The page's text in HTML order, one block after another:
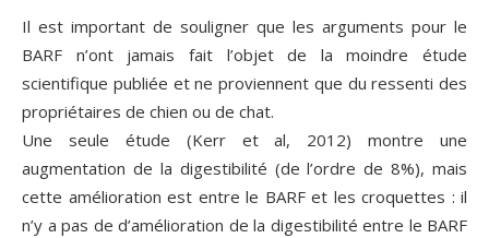
Il est important de souligner que les arguments pour le
BARF n’ont jamais fait l’objet de la moindre étude
scientifique publiée et ne proviennent que du ressenti des
propriétaires de chien ou de chat.
Une seule étude (Kerr et al, 2012) montre une
augmentation de la digestibilité (de l’ordre de 8%), mais
cette amélioration est entre le BARF et les croquettes : il
n’y a pas de d’amélioration de la digestibilité entre le BARF